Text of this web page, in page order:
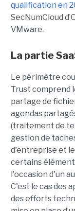
qualification en
SecNumCloud
VMware.
La partie
Le périmètre
Trust comprend
partage de
agendas
(traitement de
gestion de
d'entreprise et
certains
l'occasion d'un
C'est le cas des
des efforts